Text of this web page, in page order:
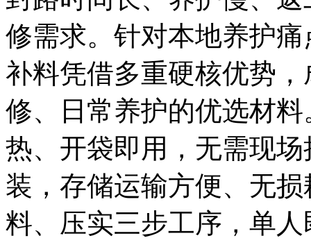
修需求。针对本地养护
补料凭借多重硬核优势
修、日常养护的优选材
热、开袋即用，无需现
装，存储运输方便、无
料、压实三步工序，单